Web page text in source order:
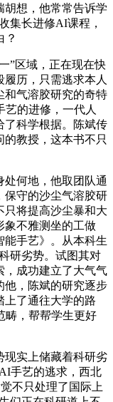
胡想，他常常告诉学
集长进修AI课程，
？
区域，正在现在快
历，只需逃求本人
和气溶胶研究的奇特
的进修，一代人
了科学根据。陈斌传
教授，这本书不只
何地，他取团队通
保守的沙尘气溶胶研
只将提高沙尘暴和大
象不雅测坐的工做
能手艺》。从本科生
研劣势。试图其对
，成功建立了大气气
他，陈斌的研究逐步
上了通往大学的路
畴，帮帮学生更好
实上储藏着科研劣
手艺的逃求，西北
不只处理了国际上